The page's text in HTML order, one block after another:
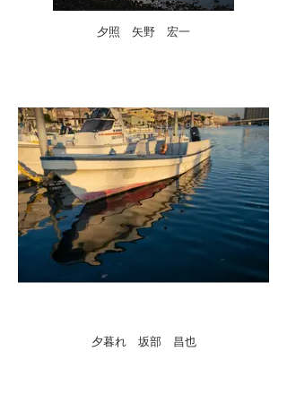
夕照 矢野 宏一
夕暮れ 坂部 昌也